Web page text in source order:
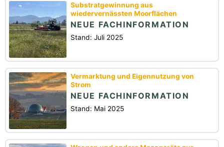
Substratgewinnung aus
wiedervernässten Moorflächen
NEUE FACHINFORMATION
Stand: Juli 2025
Vermarktung und Eigennutzung von
Strom
NEUE FACHINFORMATION
Stand: Mai 2025